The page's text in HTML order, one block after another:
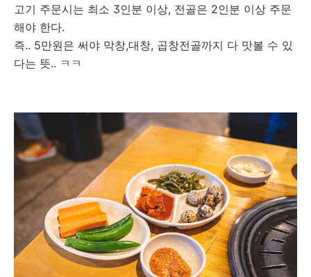
고기 주문시는 최소 3인분 이상, 전골은 2인분 이상 주문
해야 한다.
즉.. 5만원은 써야 막창,대창, 곱창전골까지 다 맛볼 수 있
다는 뜻.. ㅋㅋ